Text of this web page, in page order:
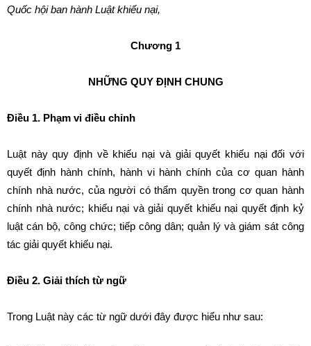
Quốc hội ban hành Luật khiếu nại,
Chương 1
NHỮNG QUY ĐỊNH CHUNG
Điều 1. Phạm vi điều chỉnh
Luật này quy định về khiếu nại và giải quyết khiếu nại đối với
quyết định hành chính, hành vi hành chính của cơ quan hành
chính nhà nước, của người có thẩm quyền trong cơ quan hành
chính nhà nước; khiếu nại và giải quyết khiếu nại quyết định kỷ
luật cán bộ, công chức; tiếp công dân; quản lý và giám sát công
tác giải quyết khiếu nại.
Điều 2. Giải thích từ ngữ
Trong Luật này các từ ngữ dưới đây được hiểu như sau: